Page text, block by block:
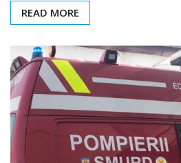
READ MORE